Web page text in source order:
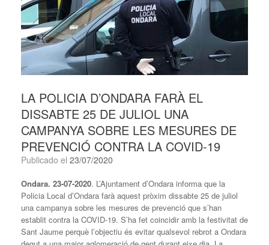
LA POLICIA D’ONDARA FARÀ EL
DISSABTE 25 DE JULIOL UNA
CAMPANYA SOBRE LES MESURES DE
PREVENCIÓ CONTRA LA COVID-19
Publicado el 23/07/2020
Ondara. 23-07-2020. L’Ajuntament d’Ondara informa que la
Policia Local d’Ondara farà aquest pròxim dissabte 25 de juliol
una campanya sobre les mesures de prevenció que s’han
establit contra la COVID-19. S’ha fet coincidir amb la festivitat de
Sant Jaume perquè l’objectiu és evitar qualsevol rebrot a Ondara